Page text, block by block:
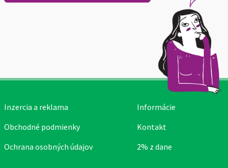
Inzercia a reklama
Obchodné podmienky
Ochrana osobných údajov
Informácie
Kontakt
2% z dane